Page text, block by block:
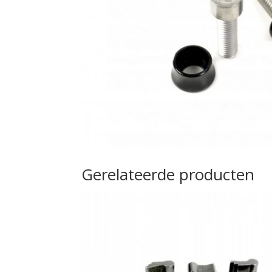
Gerelateerde producten